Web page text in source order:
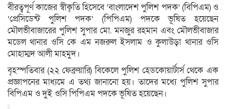
বীরত্বপূর্ণ কাজের স্বীকৃতি হিসেবে ‘বাংলাদেশ পুলিশ পদক’ (বিপিএম) ও
‘প্রেসিডেন্ট পুলিশ পদক’ (পিপিএম) পদকে ভূষিত হয়েছেন
মৌলভীবাজারের পুলিশ সুপার মো. মনজুর রহমান এবং মৌলভীবাজার
মডেল থানার ওসি কে এম নজরুল ইসলাম ও কুলাউড়া থানার ওসি
মোহাম্মদ আলী মাহমুদ।
বৃহস্পতিবার (২২ ফেব্রুয়ারি) বিকেলে পুলিশ হেডকোয়ার্টার্স থেকে এক
প্রজ্ঞাপনের মাধ্যমে এ তথ্য জানানো হয়। তাদের মধ্যে পুলিশ সুপার
বিপিএম ও দুই ওসি পিপিএম পদকে ভূষিত হয়েছেন।